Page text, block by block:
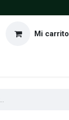
Mi carrito